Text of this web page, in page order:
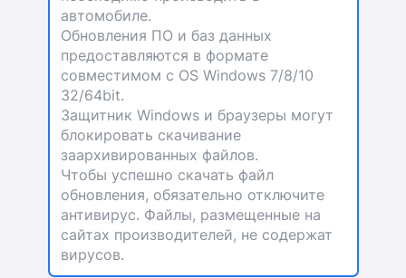
автомобиле.
Обновления ПО и баз данных
предоставляются в формате
совместимом с OS Windows 7/8/10
32/64bit.
Защитник Windows и браузеры могут
блокировать скачивание
заархивированных файлов.
Чтобы успешно скачать файл
обновления, обязательно отключите
антивирус. Файлы, размещенные на
сайтах производителей, не содержат
вирусов.